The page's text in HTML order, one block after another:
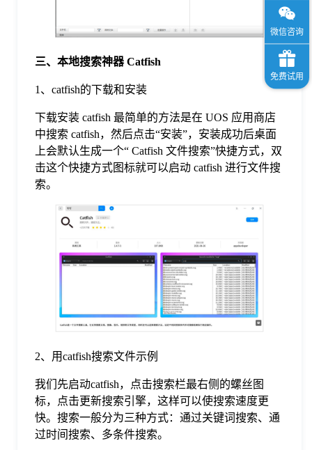
三、本地搜索神器 Catfish
1、catfish的下载和安装
下载安装 catfish 最简单的方法是在 UOS 应用商店
中搜索 catfish，然后点击“安装”，安装成功后桌面
上会默认生成一个“ Catfish 文件搜索”快捷方式，双
击这个快捷方式图标就可以启动 catfish 进行文件搜
索。
2、用catfish搜索文件示例
我们先启动catfish，点击搜索栏最右侧的螺丝图
标，点击更新搜索引擎，这样可以使搜索速度更
快。搜索一般分为三种方式：通过关键词搜索、通
过时间搜索、多条件搜索。